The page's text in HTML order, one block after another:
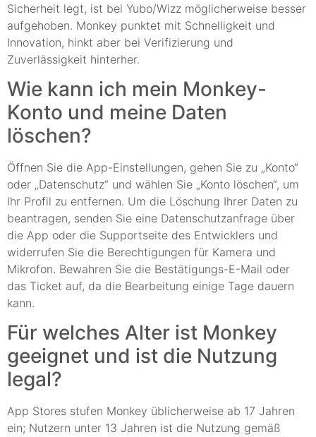
Sicherheit legt, ist bei Yubo/Wizz möglicherweise besser
aufgehoben. Monkey punktet mit Schnelligkeit und
Innovation, hinkt aber bei Verifizierung und
Zuverlässigkeit hinterher.
Wie kann ich mein Monkey-
Konto und meine Daten
löschen?
Öffnen Sie die App-Einstellungen, gehen Sie zu „Konto“
oder „Datenschutz“ und wählen Sie „Konto löschen“, um
Ihr Profil zu entfernen. Um die Löschung Ihrer Daten zu
beantragen, senden Sie eine Datenschutzanfrage über
die App oder die Supportseite des Entwicklers und
widerrufen Sie die Berechtigungen für Kamera und
Mikrofon. Bewahren Sie die Bestätigungs-E-Mail oder
das Ticket auf, da die Bearbeitung einige Tage dauern
kann.
Für welches Alter ist Monkey
geeignet und ist die Nutzung
legal?
App Stores stufen Monkey üblicherweise ab 17 Jahren
ein; Nutzern unter 13 Jahren ist die Nutzung gemäß